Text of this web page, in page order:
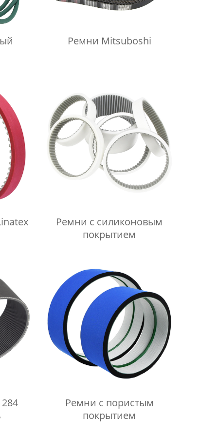
Ремни Mitsuboshi
Ремни с силиконовым
покрытием
Ремни с пористым
покрытием